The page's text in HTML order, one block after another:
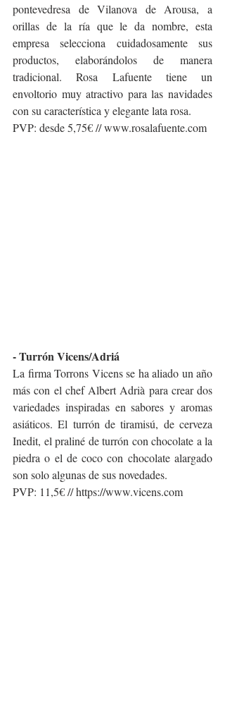
pontevedresa de Vilanova de Arousa, a
orillas de la ría que le da nombre, esta
empresa selecciona cuidadosamente sus
productos, elaborándolos de manera
tradicional. Rosa Lafuente tiene un
envoltorio muy atractivo para las navidades
con su característica y elegante lata rosa.
PVP: desde 5,75€ // www.rosalafuente.com
- Turrón Vicens/Adriá
La firma Torrons Vicens se ha aliado un año
más con el chef Albert Adrià para crear dos
variedades inspiradas en sabores y aromas
asiáticos. El turrón de tiramisú, de cerveza
Inedit, el praliné de turrón con chocolate a la
piedra o el de coco con chocolate alargado
son solo algunas de sus novedades.
PVP: 11,5€ // https://www.vicens.com